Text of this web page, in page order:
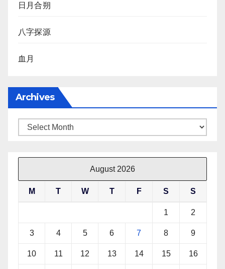
日月合朔
八字探源
血月
Archives
Archives
August 2026
M T W T F S S
1 2
3 4 5 6 7 8 9
10 11 12 13 14 15 16